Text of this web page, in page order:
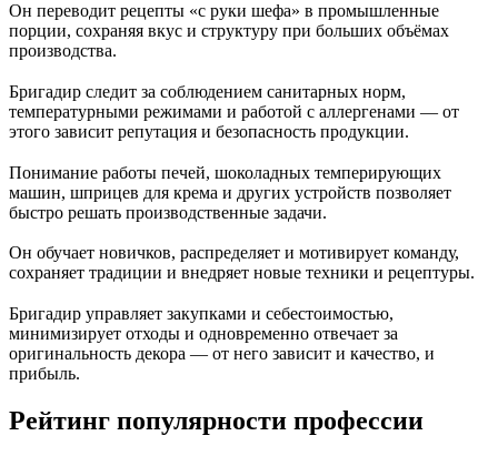
Он переводит рецепты «с руки шефа» в промышленные
порции, сохраняя вкус и структуру при больших объёмах
производства.
Бригадир следит за соблюдением санитарных норм,
температурными режимами и работой с аллергенами — от
этого зависит репутация и безопасность продукции.
Понимание работы печей, шоколадных темперирующих
машин, шприцев для крема и других устройств позволяет
быстро решать производственные задачи.
Он обучает новичков, распределяет и мотивирует команду,
сохраняет традиции и внедряет новые техники и рецептуры.
Бригадир управляет закупками и себестоимостью,
минимизирует отходы и одновременно отвечает за
оригинальность декора — от него зависит и качество, и
прибыль.
Рейтинг популярности профессии